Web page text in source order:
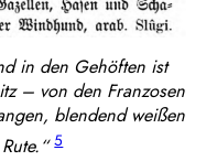
in den Gehöften ist
– von den Franzosen
blendend weißen
5